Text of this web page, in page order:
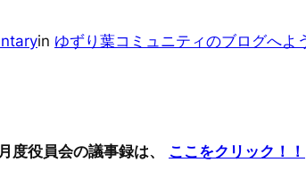
in ゆずり葉コミュニティのブログへよ
度役員会の議事録は、 ここをクリック！！